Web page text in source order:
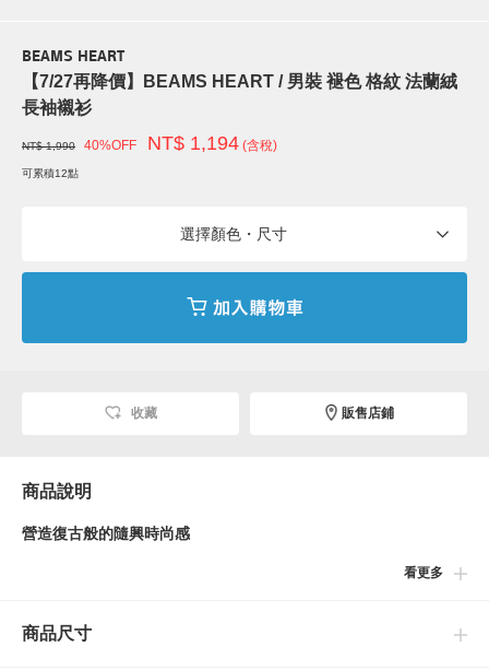
BEAMS HEART
【7/27再降價】BEAMS HEART / 男裝 褪色 格紋 法蘭絨
長袖襯衫
NT$ 1,990 40%OFF NT$ 1,194 (含稅)
可累積12點
選擇顏色・尺寸
收藏 販售店鋪
商品說明
營造復古般的隨興時尚感
加工，重現彷彿長年愛用般的質感。適度寬鬆的休閒版型，不會過
看更多
商品尺寸